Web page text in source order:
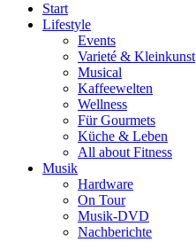
Start
Lifestyle
Events
Varieté & Kleinkunst
Musical
Kaffeewelten
Wellness
Für Gourmets
Küche & Leben
All about Fitness
Musik
Hardware
On Tour
Musik-DVD
Nachberichte